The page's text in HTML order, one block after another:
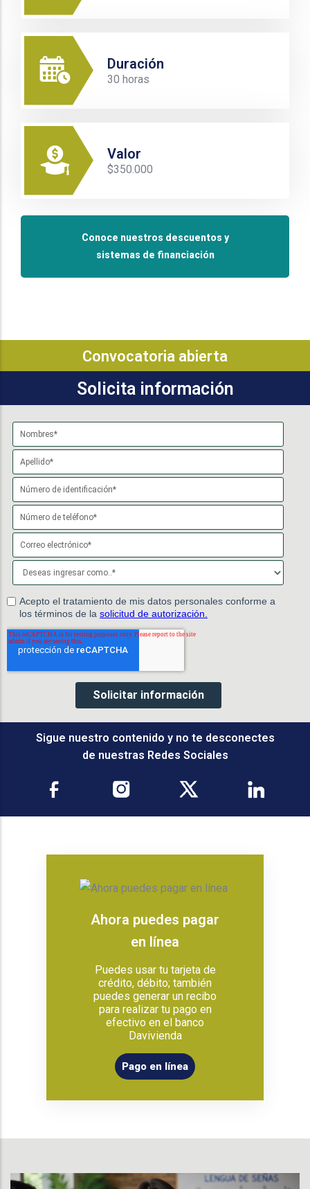
Duración
30 horas
Valor
$350.000
Conoce nuestros descuentos y
sistemas de financiación
Convocatoria abierta
Solicita información
Sigue nuestro contenido y no te desconectes
de nuestras Redes Sociales
Ahora puedes pagar
en línea
Puedes usar tu tarjeta de
crédito, débito; también
puedes generar un recibo
para realizar tu pago en
efectivo en el banco
Davivienda
Pago en línea